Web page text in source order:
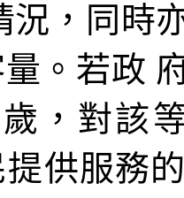
況，同時
。若政
，對該
供服務